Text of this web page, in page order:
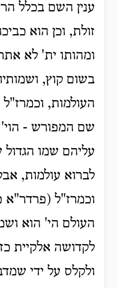
ענין השם בכלל
זולת, וכן הוא
ומהותו ית' לא
בשום קוץ,
העולמות,
שם המפורש - הוי'
עליהם שמו
לברוא עולמות,
וכמרז"ל (פרדר"א
העולם הי' הוא
לקדושה אלקיית
ולקלס על ידי